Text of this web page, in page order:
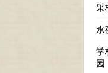
采
永
学
园